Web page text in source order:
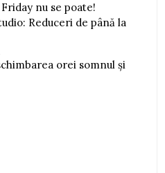
nu se poate!
Reduceri de până la
orei somnul și